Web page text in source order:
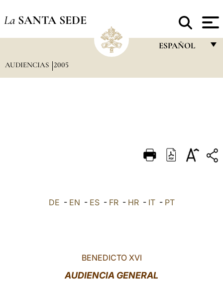
La SANTA SEDE
ESPAÑOL
DEUTSCH
العربيّة
AUDIENCIAS 2005
DE - EN - ES- FR- HR- IT- PT
BENEDICTO XVI
AUDIENCIA GENERAL